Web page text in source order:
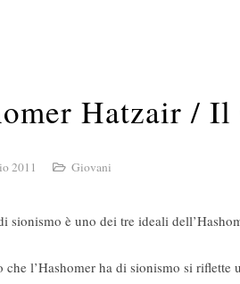
Hatzair /
2011 Giovani
sionismo è uno dei tre ideali
che l’Hashomer ha di sionismo si